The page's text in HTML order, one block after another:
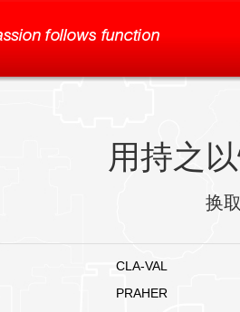
用持之
换
CLA-VAL
PRAHER